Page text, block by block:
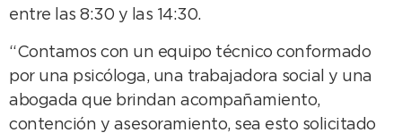
entre las 8:30 y las 14:30.
“Contamos con un equipo técnico conformado
por una psicóloga, una trabajadora social y una
abogada que brindan acompañamiento,
contención y asesoramiento, sea esto solicitado